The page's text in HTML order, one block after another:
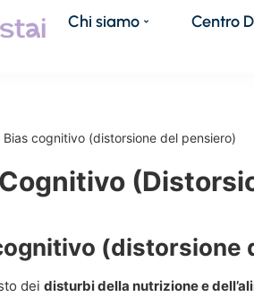
Chi siamo Centro
Bias cognitivo (distorsione del pensiero)
(distorsione
dei disturbi della nutrizione e